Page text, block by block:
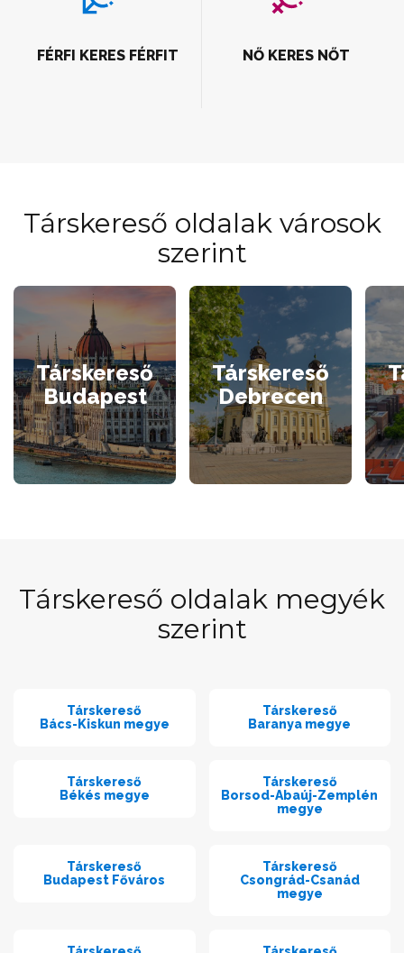
FÉRFI KERES FÉRFIT NŐ KERES NŐT
Társkereső oldalak városok
szerint
Társkereső
Budapest
Társkereső
Debrecen
Társkereső oldalak megyék
szerint
Társkereső
Bács-Kiskun megye
Társkereső
Baranya megye
Társkereső
Békés megye
Társkereső
Borsod-Abaúj-Zemplén
megye
Társkereső
Budapest Főváros
Társkereső
Csongrád-Csanád
megye